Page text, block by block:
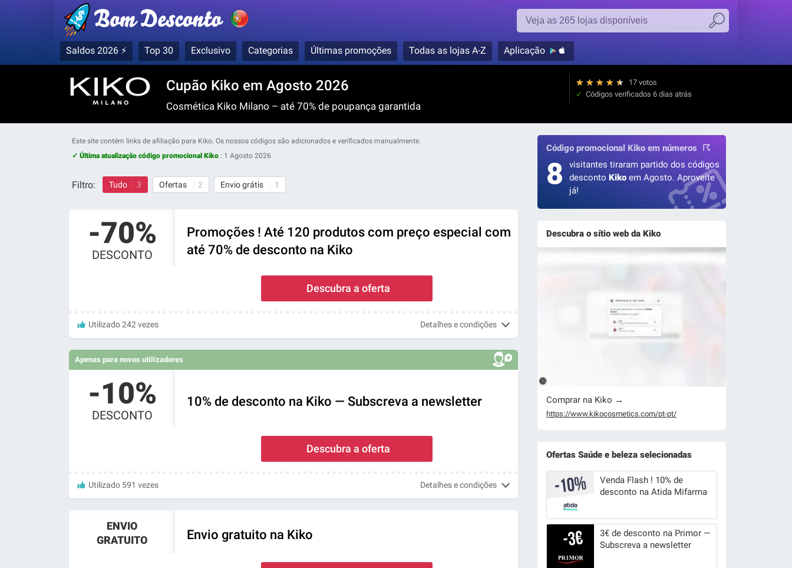
Saldos 2026 ⚡ Top 30 Exclusivo Categorias Últimas promoções Todas as lojas A-Z Aplicação
Cupão Kiko em Agosto 2026
Cosmética Kiko Milano – até 70% de poupança garantida
17 votos
★
★
★
★
★
Códigos verificados 6 dias atrás
Este site contém links de afiliação para Kiko. Os nossos códigos são adicionados e verificados manualmente.
✓ Última atualização código promocional Kiko : 1 Agosto 2026
Filtro: Tudo 3 Ofertas 2 Envio grátis 1
-70%
DESCONTO
Promoções ! Até 120 produtos com preço especial com
até 70% de desconto na Kiko
Descubra a oferta
Utilizado 242 vezes Detalhes e condições
Apenas para novos utilizadores
-10%
DESCONTO
10% de desconto na Kiko — Subscreva a newsletter
Descubra a oferta
Utilizado 591 vezes Detalhes e condições
ENVIO
GRATUITO
Envio gratuito na Kiko
Código promocional Kiko em números
8
visitantes tiraram partido dos códigos
desconto Kiko em Agosto. Aproveite
já!
Descubra o sítio web da Kiko
Comprar na Kiko →
https://www.kikocosmetics.com/pt-pt/
Ofertas Saúde e beleza selecionadas
Venda Flash ! 10% de
desconto na Atida Mifarma
3€ de desconto na Primor —
Subscreva a newsletter